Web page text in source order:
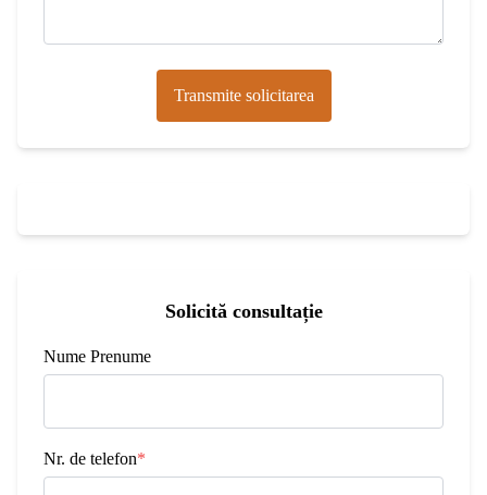
Transmite solicitarea
Solicită consultație
Nume Prenume
Nr. de telefon*